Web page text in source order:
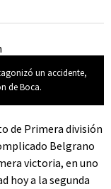
un accidente,
de Boca.
de Primera división
Belgrano
victoria, en uno
hoy a la segunda